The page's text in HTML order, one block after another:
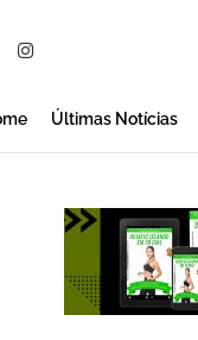
Últimas Notícias